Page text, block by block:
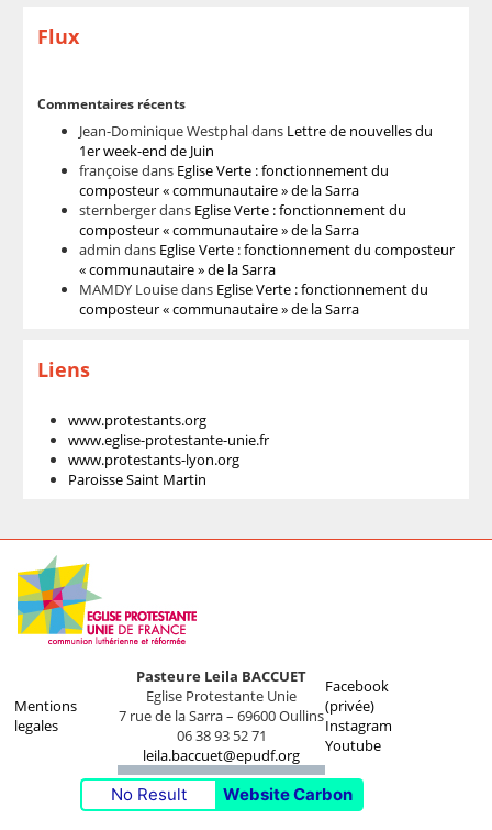
Flux
Commentaires récents
Jean-Dominique Westphaldans Lettre de nouvelles du
1er week-end de Juin
françoisedans Eglise Verte : fonctionnement du
composteur « communautaire » de la Sarra
sternbergerdans Eglise Verte : fonctionnement du
composteur « communautaire » de la Sarra
admin dans Eglise Verte : fonctionnement du composteur
« communautaire » de la Sarra
MAMDY Louisedans Eglise Verte : fonctionnement du
composteur « communautaire » de la Sarra
Liens
www.protestants.org
www.eglise-protestante-unie.fr
www.protestants-lyon.org
Paroisse Saint Martin
Mentions
legales
Pasteure Leila BACCUET
Eglise Protestante Unie
7 rue de la Sarra – 69600 Oullins
06 38 93 52 71
leila.baccuet@epudf.org
Facebook
(privée)
Instagram
Youtube
No Result Website Carbon